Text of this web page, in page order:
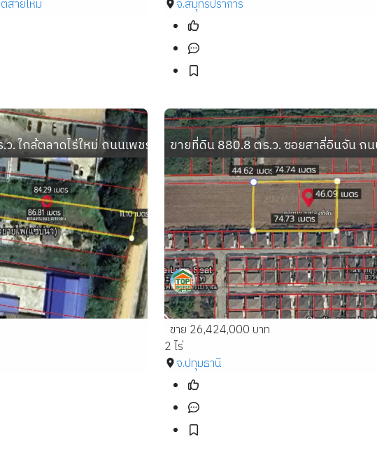
ตสายไหม
จ.สมุทรปราการ
. ใกล้ตลาดไร่ใหม่ ถนนเพชรเกษม อำเภอสามร้อยยอด ประจวบคีรีขันธ์
ขายที่ดิน 880.8 ตร.ว. ซอยสาลี่อินจัน ถ
ขาย 26,424,000 บาท
2 ไร่
จ.ปทุมธานี